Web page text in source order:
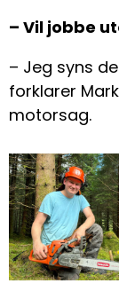
– Vil jobbe
– Jeg syns
forklarer
motorsag.